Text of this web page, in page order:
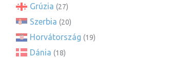
Grúzia (27)
Szerbia (20)
Horvátország (19)
Dánia (18)